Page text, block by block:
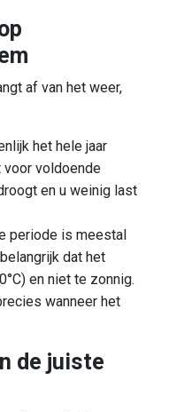
af van het weer,
het hele jaar
voor voldoende
en u weinig last
periode is meestal
dat het
en niet te zonnig.
wanneer het
de juiste